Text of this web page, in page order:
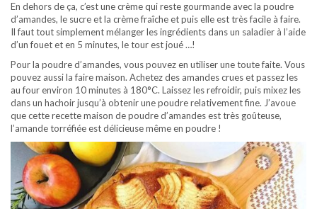
En dehors de ça, c’est une crème qui reste gourmande avec la poudre
d’amandes, le sucre et la crème fraîche et puis elle est très facile à faire.
Il faut tout simplement mélanger les ingrédients dans un saladier à l’aide
d’un fouet et en 5 minutes, le tour est joué …!
Pour la poudre d’amandes, vous pouvez en utiliser une toute faite. Vous
pouvez aussi la faire maison. Achetez des amandes crues et passez les
au four environ 10 minutes à 180°C. Laissez les refroidir, puis mixez les
dans un hachoir jusqu’à obtenir une poudre relativement fine. J’avoue
que cette recette maison de poudre d’amandes est très goûteuse,
l’amande torréfiée est délicieuse même en poudre !